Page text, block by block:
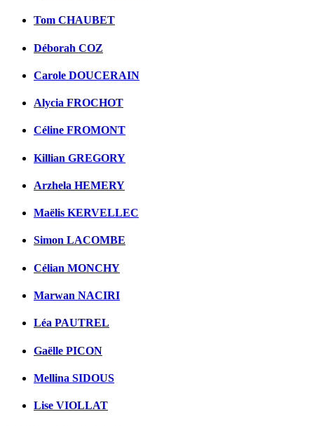
Tom CHAUBET
Déborah COZ
Carole DOUCERAIN
Alycia FROCHOT
Céline FROMONT
Killian GREGORY
Arzhela HEMERY
Maëlis KERVELLEC
Simon LACOMBE
Célian MONCHY
Marwan NACIRI
Léa PAUTREL
Gaëlle PICON
Mellina SIDOUS
Lise VIOLLAT